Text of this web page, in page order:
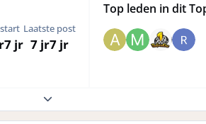
7 jr
Laatste post
7 jr7 jr
Top leden in dit
Expand topic overview